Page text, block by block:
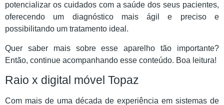
potencializar os cuidados com a saúde dos seus pacientes,
oferecendo um diagnóstico mais ágil e preciso e
possibilitando um tratamento ideal.
Quer saber mais sobre esse aparelho tão importante?
Então, continue acompanhando esse conteúdo. Boa leitura!
Raio x digital móvel Topaz
Com mais de uma década de experiência em sistemas de